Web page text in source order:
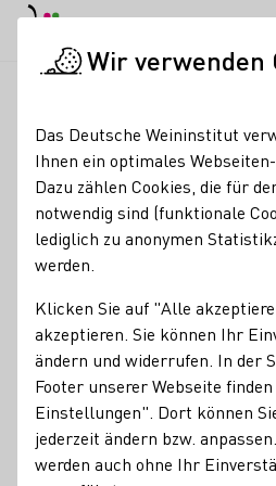
Wasem Wein
Glühwein
Mitgliedschaften
Generation Riesling
Services
Restaurant Vinothek
Wir verwenden
Das Deutsche Weininstitut
Ihnen ein optimales
Dazu zählen Cookies, die für
notwendig sind (funktionale
lediglich zu anonymen
werden.
Klicken Sie auf "Alle
akzeptieren. Sie können Ihr
ändern und widerrufen. In der
Footer unserer Webseite
Einstellungen". Dort können
jederzeit ändern bzw.
werden auch ohne Ihr